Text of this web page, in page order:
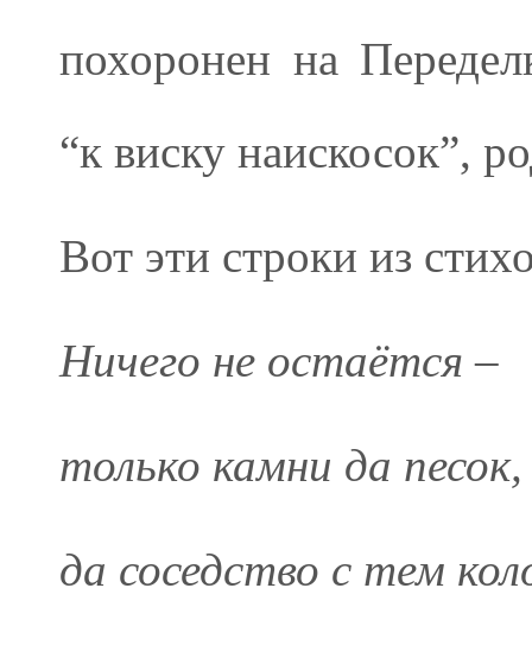
похоронен на
“к виску наискосок”,
Вот эти строки из
Ничего не остаётся –
только камни да песок,
да соседство с тем